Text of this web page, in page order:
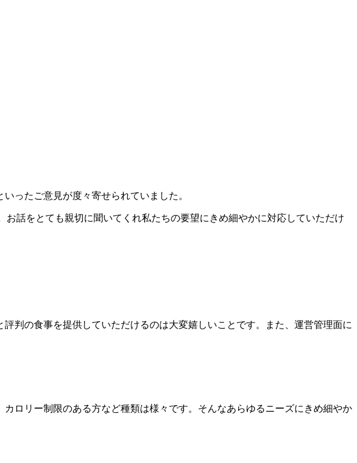
ったご意見が度々寄せられていました。
話をとても親切に聞いてくれ私たちの要望にきめ細やかに対応していただけ
判の食事を提供していただけるのは大変嬉しいことです。また、運営管理面に
ロリー制限のある方など種類は様々です。そんなあらゆるニーズにきめ細やか